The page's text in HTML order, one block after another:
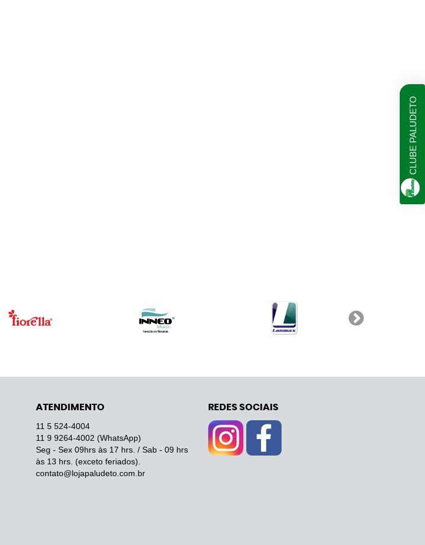
ATENDIMENTO
11 5 524-4004
11 9 9264-4002 (WhatsApp)
Seg - Sex 09hrs às 17 hrs. / Sab - 09 hrs
às 13 hrs. (exceto feriados).
contato@lojapaludeto.com.br
REDES SOCIAIS
CLUBE PALUDETO